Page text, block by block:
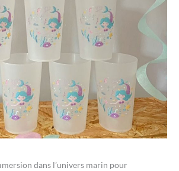
dans l’univers marin pour